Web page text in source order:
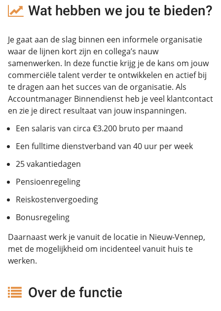
Wat hebben we jou te bieden?
Je gaat aan de slag binnen een informele organisatie
waar de lijnen kort zijn en collega’s nauw
samenwerken. In deze functie krijg je de kans om jouw
commerciële talent verder te ontwikkelen en actief bij
te dragen aan het succes van de organisatie. Als
Accountmanager Binnendienst heb je veel klantcontact
en zie je direct resultaat van jouw inspanningen.
Een salaris van circa €3.200 bruto per maand
Een fulltime dienstverband van 40 uur per week
25 vakantiedagen
Pensioenregeling
Reiskostenvergoeding
Bonusregeling
Daarnaast werk je vanuit de locatie in Nieuw-Vennep,
met de mogelijkheid om incidenteel vanuit huis te
werken.
Over de functie